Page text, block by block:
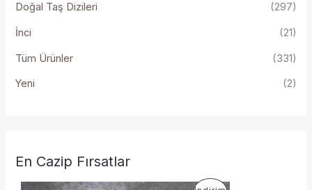
Doğal Taş Dizileri (297)
İnci (21)
Tüm Ürünler (331)
Yeni (2)
En Cazip Fırsatlar
O Ş